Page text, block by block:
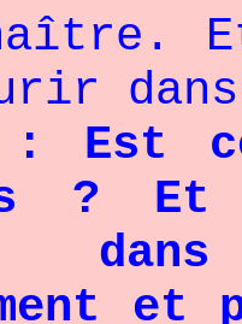
Est
?
et